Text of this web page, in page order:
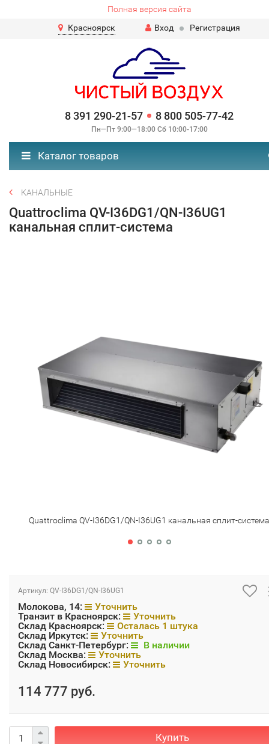
Полная версия сайта
Красноярск
Вход Регистрация
8 391 290-21-57 8 800 505-77-42
Пн—Пт 9:00—18:00 Сб 10:00-17:00
Каталог товаров
КАНАЛЬНЫЕ
Quattroclima QV-I36DG1/QN-I36UG1
канальная сплит-система
Quattroclima QV-I36DG1/QN-I36UG1 канальная сплит-система
Артикул: QV-I36DG1/QN-I36UG1
Молокова, 14:
Уточнить
Транзит в Красноярск:
Уточнить
Склад Красноярск:
Осталась 1 штука
Склад Иркутск:
Уточнить
Склад Санкт-Петербург:
В наличии
Склад Москва:
Уточнить
Склад Новосибирск:
Уточнить
114 777 руб.
Купить